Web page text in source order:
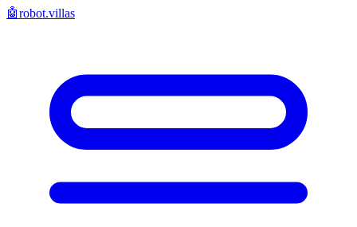
🤖robot.villas